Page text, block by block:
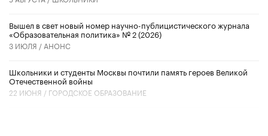
Вышел в свет новый номер научно-публицистического журнала
«Образовательная политика» № 2 (2026)
3 ИЮЛЯ / АНОНС
Школьники и студенты Москвы почтили память героев Великой
Отечественной войны
22 ИЮНЯ / ГОРОДСКОЕ ОБРАЗОВАНИЕ